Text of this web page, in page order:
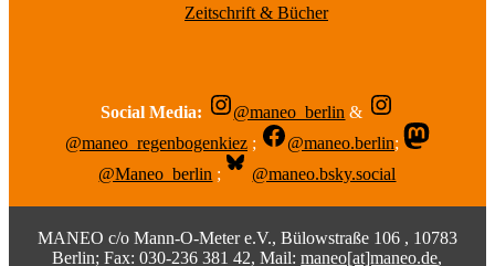
Zeitschrift & Bücher
Social Media: @maneo_berlin &
@maneo_regenbogenkiez ; @maneo.berlin;
@Maneo_berlin ; @maneo.bsky.social
MANEO c/o Mann-O-Meter e.V., Bülowstraße 106 , 10783
Berlin; Fax: 030-236 381 42, Mail:maneo[at]maneo.de,